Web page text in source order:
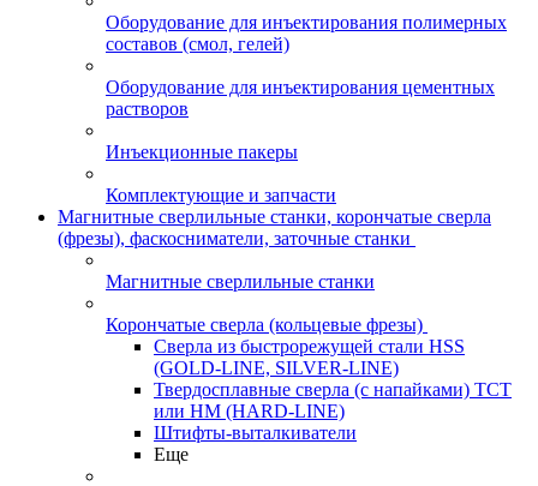
Оборудование для инъектирования полимерных
составов (смол, гелей)
Оборудование для инъектирования цементных
растворов
Инъекционные пакеры
Комплектующие и запчасти
Магнитные сверлильные станки, корончатые сверла
(фрезы), фаскосниматели, заточные станки
Магнитные сверлильные станки
Корончатые сверла (кольцевые фрезы)
Сверла из быстрорежущей стали HSS
(GOLD-LINE, SILVER-LINE)
Твердосплавные сверла (с напайками) ТСТ
или HM (HARD-LINE)
Штифты-выталкиватели
Еще